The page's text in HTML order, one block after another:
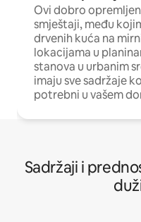
Ovi dobro
smještaji, među
drvenih kuća na
lokacijama u
stanova u urbanim
imaju sve sadržaje
potrebni u vašem
Sadržaji i